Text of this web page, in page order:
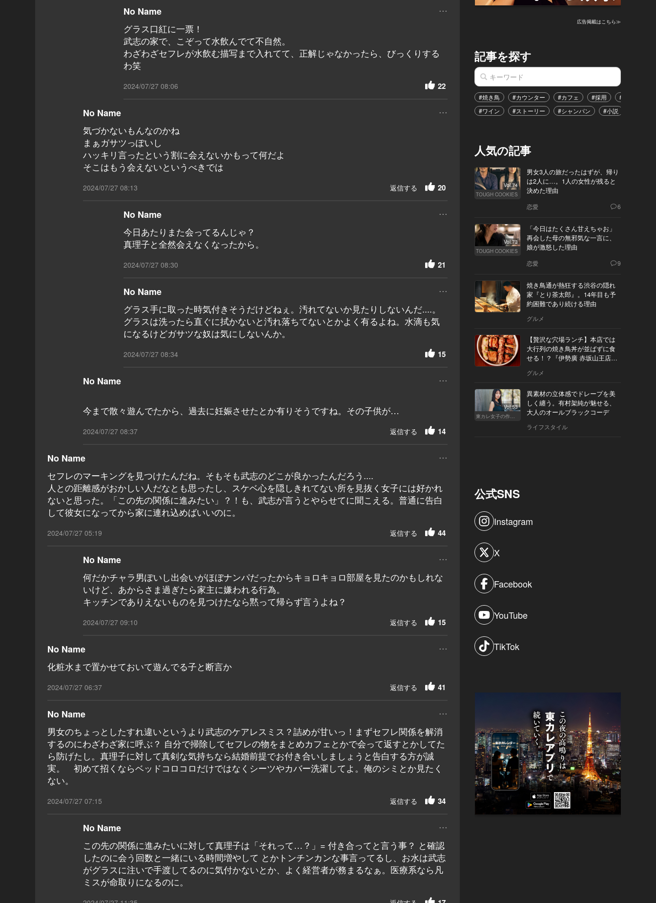
No Name ...
グラス口紅に一票！
武志の家で、こぞって水飲んでて不自然。
わざわざセフレが水飲む描写まで入れてて、正解じゃなかったら、びっくりする
わ笑
2024/07/27 08:06 22
No Name ...
気づかないもんなのかね
まぁガサツっぽいし
ハッキリ言ったという割に会えないかもって何だよ
そこはもう会えないというべきでは
2024/07/27 08:13 20
返信する
No Name ...
今日あたりまた会ってるんじゃ？
真理子と全然会えなくなったから。
2024/07/27 08:30 21
No Name ...
グラス手に取った時気付きそうだけどねぇ。汚れてないか見たりしないんだ....。
グラスは洗ったら直ぐに拭かないと汚れ落ちてないとかよく有るよね。水滴も気
になるけどガサツな奴は気にしないんか。
2024/07/27 08:34 15
No Name ...
今まで散々遊んでたから、過去に妊娠させたとか有りそうですね。その子供が…
2024/07/27 08:37 14
返信する
No Name ...
セフレのマーキングを見つけたんだね。そもそも武志のどこが良かったんだろう....
人との距離感がおかしい人だなとも思ったし、スケベ心を隠しきれてない所を見抜く女子には好かれ
ないと思った。「この先の関係に進みたい」？！も、武志が言うとやらせてに聞こえる。普通に告白
して彼女になってから家に連れ込めばいいのに。
2024/07/27 05:19 44
返信する
No Name ...
何だかチャラ男ぽいし出会いがほぼナンパだったからキョロキョロ部屋を見たのかもしれな
いけど、あからさま過ぎたら家主に嫌われる行為。
キッチンでありえないものを見つけたなら黙って帰らず言うよね？
2024/07/27 09:10 15
返信する
No Name ...
化粧水まで置かせておいて遊んでる子と断言か
2024/07/27 06:37 41
返信する
No Name ...
男女のちょっとしたすれ違いというより武志のケアレスミス？詰めが甘いっ！まずセフレ関係を解消
するのにわざわざ家に呼ぶ？ 自分で掃除してセフレの物をまとめカフェとかで会って返すとかしてた
ら防げたし。真理子に対して真剣な気持ちなら結婚前提でお付き合いしましょうと告白する方が誠
実。 初めて招くならベッドコロコロだけではなくシーツやカバー洗濯してよ。俺のシミとか見たく
ない。
2024/07/27 07:15 34
返信する
No Name ...
この先の関係に進みたいに対して真理子は「それって…？」= 付き合ってと言う事？ と確認
したのに会う回数と一緒にいる時間増やして とかトンチンカンな事言ってるし、お水は武志
がグラスに注いで手渡してるのに気付かないとか、よく経営者が務まるなぁ。医療系なら凡
ミスが命取りになるのに。
広告掲載はこちら≫
記事を探す
#焼き鳥 #カウンター #カフェ #採用 #恋愛
#ワイン
#ストーリー #シャンパン #小説
人気の記事
Vol.74
TOUGH COOKIES
男女3人の旅だったはずが、帰り
は2人に…。1人の女性が残ると
決めた理由
恋愛 6
Vol.73
TOUGH COOKIES
「今日はたくさん甘えちゃお」
再会した母の無邪気な一言に、
娘が激怒した理由
恋愛 9
焼き鳥通が熱狂する渋谷の隠れ
家『とり茶太郎』。14年目も予
約困難であり続ける理由
グルメ
【贅沢な穴場ランチ】本店では
大行列の焼き鳥丼が並ばずに食
せる！？『伊勢廣 赤坂山王店』
グルメ
Vol.53
東カレ女子の作り方
異素材の立体感でドレープを美
しく纏う。有村架純が魅せる、
大人のオールブラックコーデ
ライフスタイル
公式SNS
Instagram
X
Facebook
YouTube
TikTok